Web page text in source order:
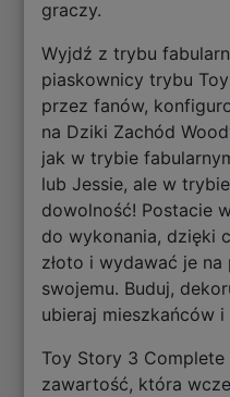
graczy.
Wyjdź z trybu
piaskownicy trybu
przez fanów,
na Dziki Zachód
jak w trybie
lub Jessie, ale w
dowolność! Postacie
do wykonania, dzięki
złoto i wydawać je
swojemu. Buduj,
ubieraj mieszkańców
Toy Story 3
zawartość, która